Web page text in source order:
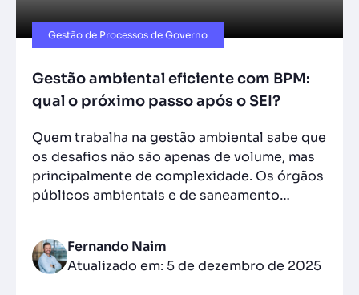
Gestão de Processos de Governo
Gestão ambiental eficiente com BPM:
qual o próximo passo após o SEI?
Quem trabalha na gestão ambiental sabe que
os desafios não são apenas de volume, mas
principalmente de complexidade. Os órgãos
públicos ambientais e de saneamento…
Fernando Naim
Atualizado em: 5 de dezembro de 2025